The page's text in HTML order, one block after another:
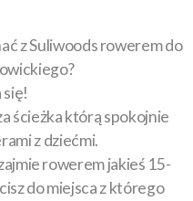
z Suliwoods rowerem do
się!
ścieżka którą spokojnie
z dziećmi.
rowerem jakieś 15-
do miejsca z którego